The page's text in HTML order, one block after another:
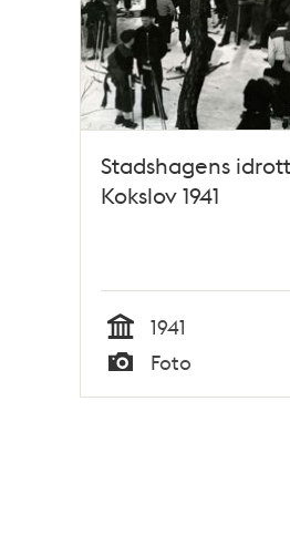
Stadshagens
Kokslov 1941
Tid
1941
Typ
Foto